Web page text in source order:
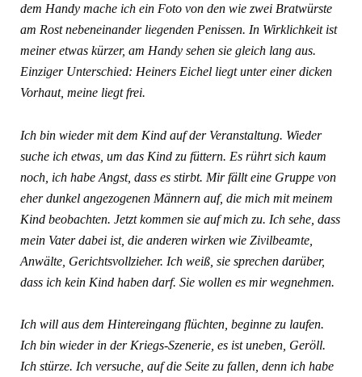
dem Handy mache ich ein Foto von den wie zwei Bratwürste
am Rost nebeneinander liegenden Penissen. In Wirklichkeit ist
meiner etwas kürzer, am Handy sehen sie gleich lang aus.
Einziger Unterschied: Heiners Eichel liegt unter einer dicken
Vorhaut, meine liegt frei.
Ich bin wieder mit dem Kind auf der Veranstaltung. Wieder
suche ich etwas, um das Kind zu füttern. Es rührt sich kaum
noch, ich habe Angst, dass es stirbt. Mir fällt eine Gruppe von
eher dunkel angezogenen Männern auf, die mich mit meinem
Kind beobachten. Jetzt kommen sie auf mich zu. Ich sehe, dass
mein Vater dabei ist, die anderen wirken wie Zivilbeamte,
Anwälte, Gerichtsvollzieher. Ich weiß, sie sprechen darüber,
dass ich kein Kind haben darf. Sie wollen es mir wegnehmen.
Ich will aus dem Hintereingang flüchten, beginne zu laufen.
Ich bin wieder in der Kriegs-Szenerie, es ist uneben, Geröll.
Ich stürze. Ich versuche, auf die Seite zu fallen, denn ich habe